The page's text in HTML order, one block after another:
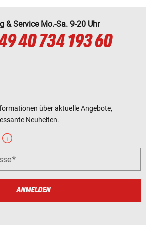
& Service Mo.-Sa. 9-20 Uhr
40 734 193 60
über aktuelle Angebote,
Neuheiten.
ANMELDEN